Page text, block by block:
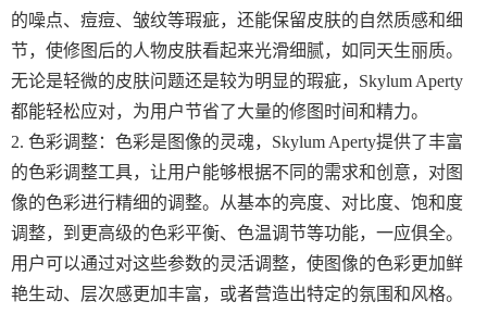
的噪点、痘痘、皱纹等瑕疵，还能保留皮肤的自然质感和细
节，使修图后的人物皮肤看起来光滑细腻，如同天生丽质。
无论是轻微的皮肤问题还是较为明显的瑕疵，Skylum Aperty
都能轻松应对，为用户节省了大量的修图时间和精力。
2. 色彩调整：色彩是图像的灵魂，Skylum Aperty提供了丰富
的色彩调整工具，让用户能够根据不同的需求和创意，对图
像的色彩进行精细的调整。从基本的亮度、对比度、饱和度
调整，到更高级的色彩平衡、色温调节等功能，一应俱全。
用户可以通过对这些参数的灵活调整，使图像的色彩更加鲜
艳生动、层次感更加丰富，或者营造出特定的氛围和风格。